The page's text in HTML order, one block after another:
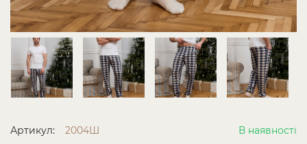
Артикул: 2004Ш В наявності